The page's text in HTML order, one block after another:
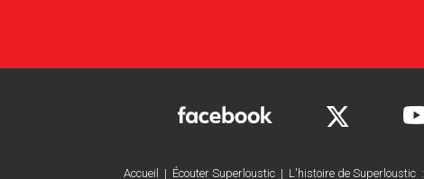
Accueil | Écouter Superloustic | L'histoire de Superloustic :